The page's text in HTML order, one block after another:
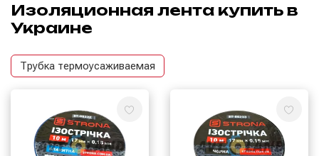
Изоляционная лента купить в
Украине
Трубка термоусаживаемая